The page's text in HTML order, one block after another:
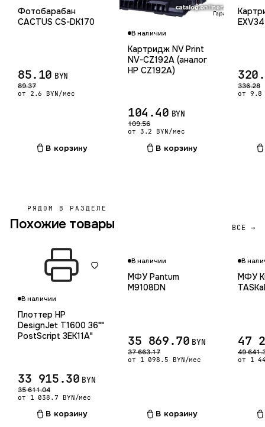
Фотобарабан
CACTUS CS-DK170
85.10 BYN
89.37
от 2.6 BYN/мес
В корзину
Гарантия 12 мес.
В наличии
Картридж NV Print
NV-CZ192A (аналог
HP CZ192A)
104.40 BYN
109.56
от 3.2 BYN/мес
В корзину
336.28
от 9.8
РЯДОМ В РАЗДЕЛЕ
Похожие товары ВСЕ →
В наличии
Плоттер HP
DesignJet T1600 36""
PostScript 3EK11A"
33 915.30 BYN
35 611.04
от 1 038.7 BYN/мес
В корзину
В наличии
МФУ Pantum
M9108DN
35 869.70 BYN
37 663.17
от 1 098.5 BYN/мес
В корзину
В
МФУ
47
49
от 1